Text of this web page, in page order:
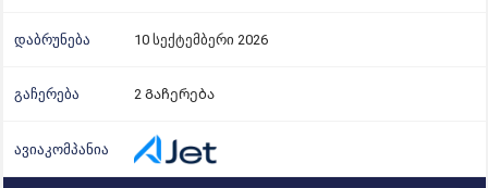
10 სექტემბერი 2026
2 Გაჩერება